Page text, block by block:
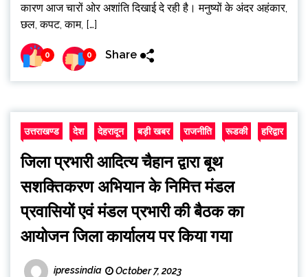
कारण आज चारों ओर अशांति दिखाई दे रही है। मनुष्यों के अंदर अहंकार,
छल, कपट, काम, […]
0 0 Share
उत्तराखण्ड देश देहरादून बड़ी खबर राजनीति रूडकी हरिद्वार
जिला प्रभारी आदित्य चैहान द्वारा बूथ
सशक्तिकरण अभियान के निमित्त मंडल
प्रवासियों एवं मंडल प्रभारी की बैठक का
आयोजन जिला कार्यालय पर किया गया
ipressindia October 7, 2023